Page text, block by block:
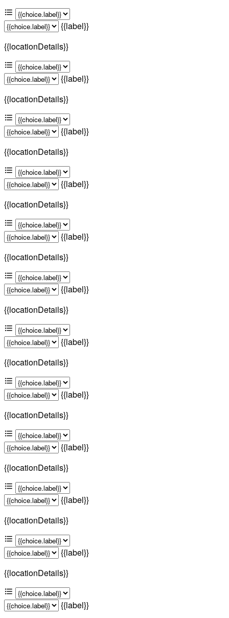
{{label}}
{{locationDetails}}
{{label}}
{{locationDetails}}
{{label}}
{{locationDetails}}
{{label}}
{{locationDetails}}
{{label}}
{{locationDetails}}
{{label}}
{{locationDetails}}
{{label}}
{{locationDetails}}
{{label}}
{{locationDetails}}
{{label}}
{{locationDetails}}
{{label}}
{{locationDetails}}
{{label}}
{{locationDetails}}
{{label}}